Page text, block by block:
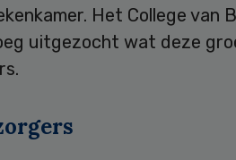
Het College van
uitgezocht wat deze